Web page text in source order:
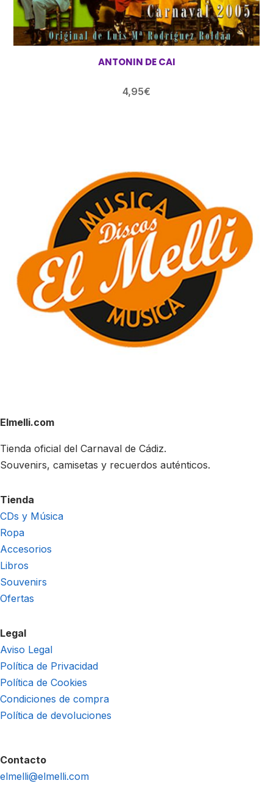
ANTONIN DE CAI
4,95€
Elmelli.com
Tienda oficial del Carnaval de Cádiz.
Souvenirs, camisetas y recuerdos auténticos.
Tienda
CDs y Música
Ropa
Accesorios
Libros
Souvenirs
Ofertas
Legal
Aviso Legal
Política de Privacidad
Política de Cookies
Condiciones de compra
Política de devoluciones
Contacto
elmelli@elmelli.com